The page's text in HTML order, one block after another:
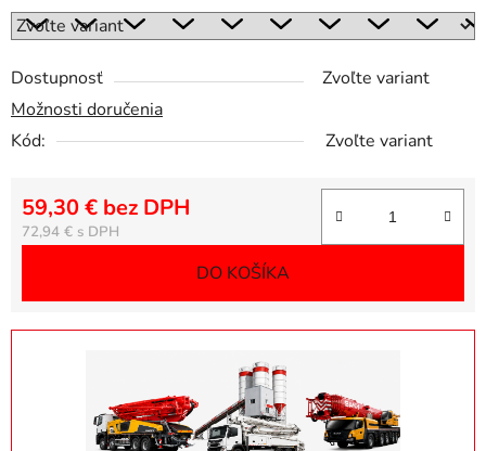
Dostupnosť
Zvoľte variant
Možnosti doručenia
Kód:
Zvoľte variant
72,94 €
59,30 € bez DPH
DO KOŠÍKA